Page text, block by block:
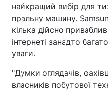
найкращий вибір для
пральну машину.
кілька дійсно
інтернеті занадто
уваги.
"Думки оглядачів,
власників побутової